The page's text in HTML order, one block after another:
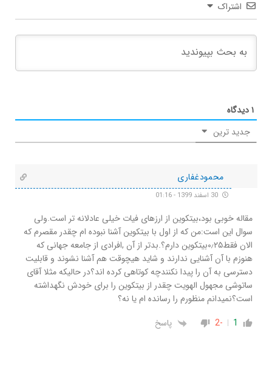
اشتراک
۱دیدگاه
جدید ترین
محمودغفاری
مقاله خوبی بود،بیتکوین از ارزهای فیات خیلی عادلانه تر است.ولی
سوال این است:من که از اول با بیتکوین آشنا نبوده ام چقدر مقصرم که
الان فقط۰٫۲۵بیتکوین دارم؟.بدتر از آن ,افرادی از جامعه جهانی که
هنوزم با آن آشنایی ندارند و شاید هیچوقت هم آشنا نشوند و قابلیت
دسترسی به آن را پیدا نکنندچه کوتاهی کرده اند؟در حالیکه مثلا آقای
ساتوشی مجهول الهویت چقدر از بیتکوین را برای خودش نگهداشته
است؟نمیدانم منظورم را رسانده ام یا نه؟
1
-2 پاسخ